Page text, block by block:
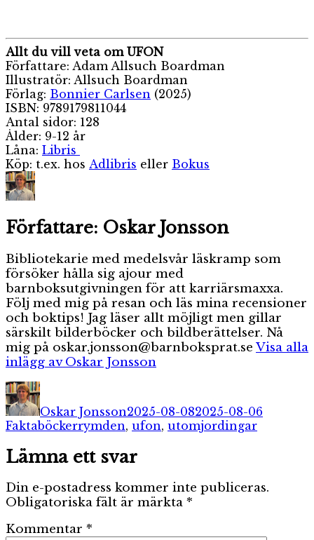
Allt du vill veta om UFON
Författare: Adam Allsuch Boardman
Illustratör: Allsuch Boardman
Förlag: Bonnier Carlsen (2025)
ISBN: 9789179811044
Antal sidor: 128
Ålder: 9-12 år
Låna: Libris
Köp: t.ex. hos Adlibris eller Bokus
Författare: Oskar Jonsson
Bibliotekarie med medelsvår läskramp som
försöker hålla sig ajour med
barnboksutgivningen för att karriärsmaxxa.
Följ med mig på resan och läs mina recensioner
och boktips! Jag läser allt möjligt men gillar
särskilt bilderböcker och bildberättelser. Nå
mig på oskar.jonsson@barnboksprat.se Visa alla
inlägg av Oskar Jonsson
Författare
Oskar Jonsson2025-08-082025-08-06
FaktaböckerEtiketter
rymden, ufon, utomjordingar
Lämna ett svar
Din e-postadress kommer inte publiceras.
Obligatoriska fält är märkta *
Kommentar *